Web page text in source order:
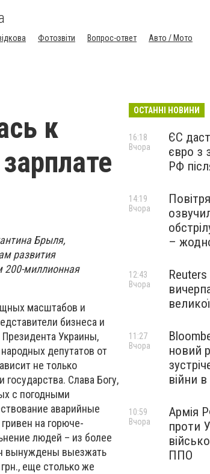
Фотозвіти Вопрос-ответ
Авто / Мото
к
Брыля,
развития
200-миллионная
масштабов и
бизнеса и
Украины,
депутатов от
не только
Слава Богу,
с погодными
аварийные
на горюче-
людей – из более
вынуждены выезжать
еще столько же
ОСТАННІ НОВИНИ
ЄС
євро з
РФ
16:18
Вчора
–
14:19
Вчора
12:43
Вчора
новий
війни в
11:27
Вчора
Армія
проти
ППО
10:59
Вчора